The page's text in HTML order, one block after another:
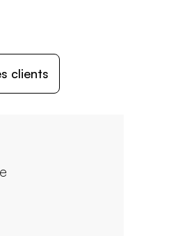
clients